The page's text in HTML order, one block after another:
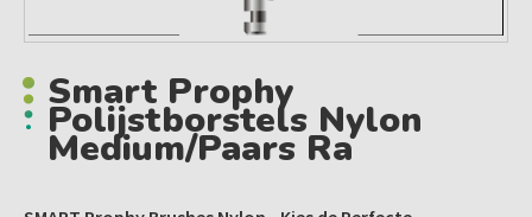
Smart Prophy
Polijstborstels Nylon
Medium/paars Ra